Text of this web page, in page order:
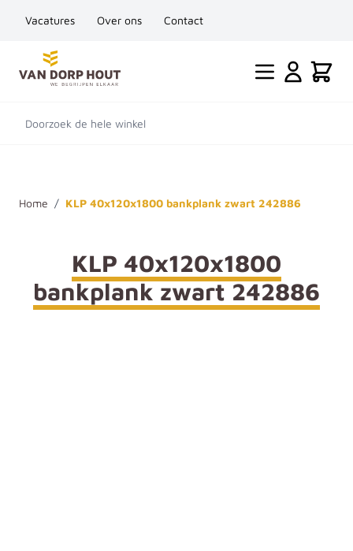
Vacatures Over ons Contact
Ga naar de inhoud
Cart
Doorzoek de hele winkel
Home / KLP 40x120x1800 bankplank zwart 242886
KLP 40x120x1800
bankplank zwart 242886